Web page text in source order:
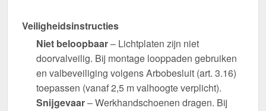
Veiligheidsinstructies
Niet beloopbaar– Lichtplaten zijn niet
doorvalveilig. Bij montage looppaden gebruiken
en valbeveiliging volgens Arbobesluit (art. 3.16)
toepassen (vanaf 2,5 m valhoogte verplicht).
Snijgevaar– Werkhandschoenen dragen. Bij